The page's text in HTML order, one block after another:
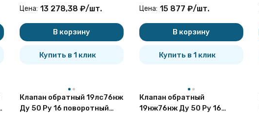
Цена: 13 278,38 ₽/шт.
В корзину
Купить в 1 клик
Цена: 15 877 ₽/шт.
В корзину
Купить в 1 клик
Клапан обратный 19лс76нж
Ду 50 Ру 16 поворотный
Клапан обратный
19нж76нж Ду 50 Ру 16